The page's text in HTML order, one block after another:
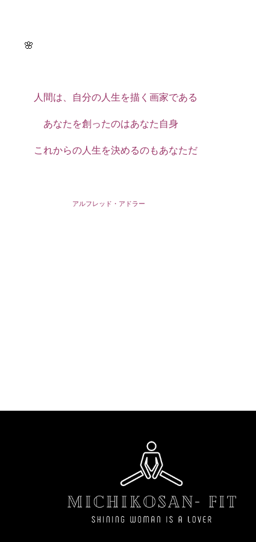
🌸
人間は、自分の人生を描く画家である
あなたを創ったのはあなた自身
これからの人生を決めるのもあなただ
アルフレッド・アドラー